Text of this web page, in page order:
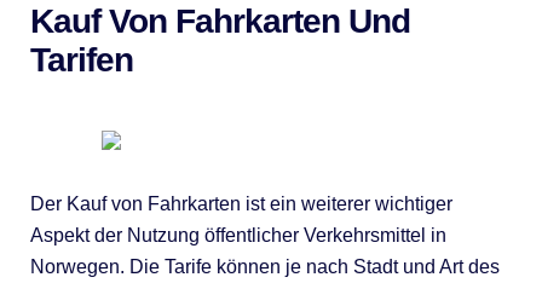
Kauf Von Fahrkarten Und
Tarifen
Der Kauf von Fahrkarten ist ein weiterer wichtiger
Aspekt der Nutzung öffentlicher Verkehrsmittel in
Norwegen. Die Tarife können je nach Stadt und Art des